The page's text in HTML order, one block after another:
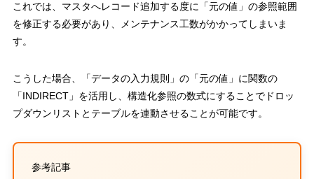
これでは、 マスタへレコード追加する度に「元の値」の参照範囲
を修正する必要があり、メンテナンス工数がかかってしまいま
す。
こうした場合、
「データの入力規則」の「元の値」に関数の
「INDIRECT」を活用し、構造化参照の数式にすることでドロッ
プダウンリストとテーブルを連動させることが可能です。
参考記事